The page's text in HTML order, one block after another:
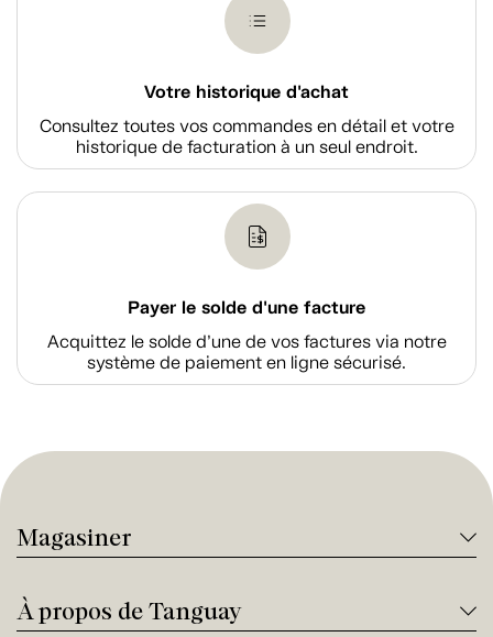
Votre historique d'achat
Consultez toutes vos commandes en détail et votre
historique de facturation à un seul endroit.
Payer le solde d'une facture
Acquittez le solde d’une de vos factures via notre
système de paiement en ligne sécurisé.
Magasiner
À propos de Tanguay